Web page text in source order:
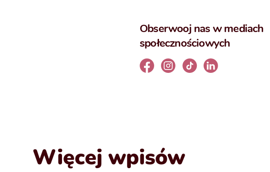
Obserwooj nas w mediach
społecznościowych
Więcej wpisów